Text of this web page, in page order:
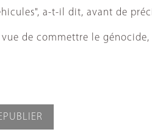
a-t-il dit, avant de
de commettre le